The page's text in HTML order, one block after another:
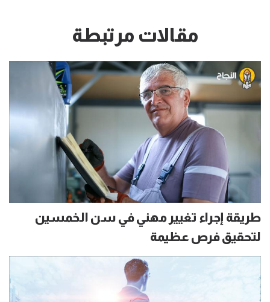
مقالات مرتبطة
طريقة إجراء تغيير مهني في سن الخمسين
لتحقيق فرص عظيمة